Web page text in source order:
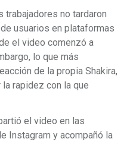
trabajadores no tardaron
usuarios en plataformas
el video comenzó a
lo que más
de la propia Shakira,
rapidez con la que
el video en las
Instagram y acompañó la